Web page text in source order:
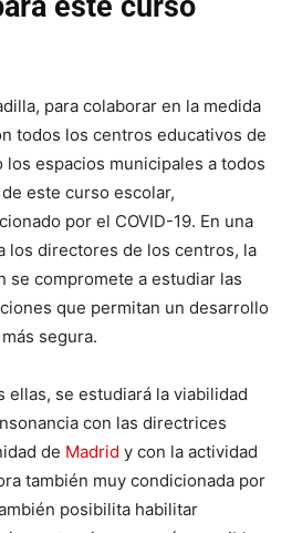
para colaborar en la medida
todos los centros educativos de
los espacios municipales a todos
este curso escolar,
por el COVID-19. En una
los directores de los centros, la
se compromete a estudiar las
que permitan un desarrollo
segura.
ellas, se estudiará la viabilidad
con las directrices
de Madrid y con la actividad
también muy condicionada por
posibilita habilitar